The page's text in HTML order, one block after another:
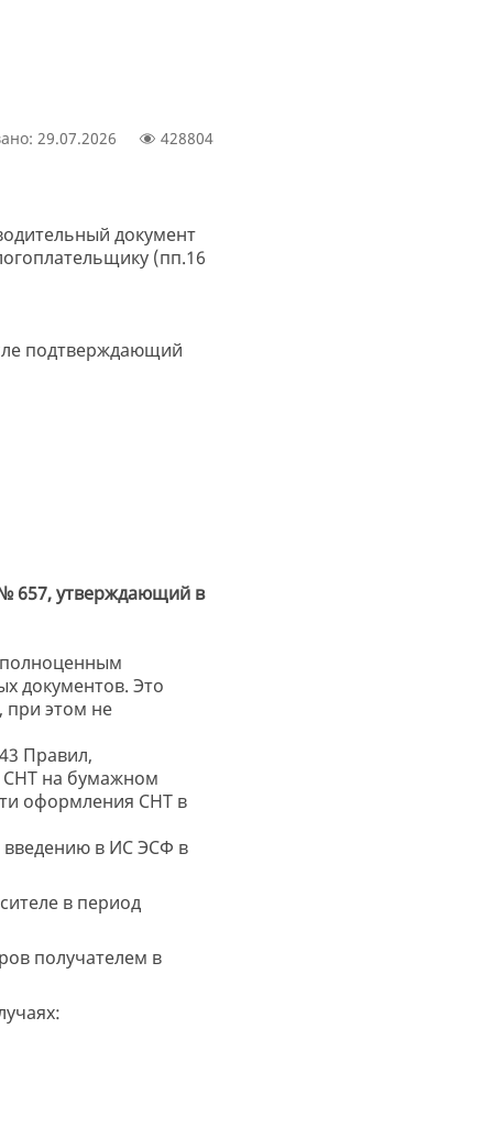
29.07.2026 428804
документ
(пп.16
подтверждающий
657, утверждающий в
документов. Это
при этом не
Правил,
СНТ на бумажном
оформления СНТ в
введению в ИС ЭСФ в
в период
получателем в